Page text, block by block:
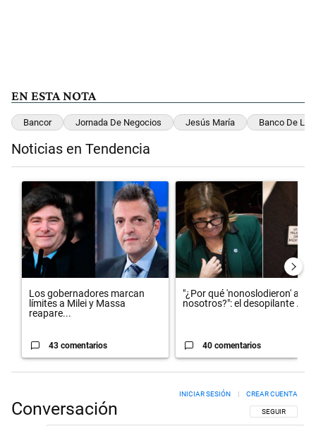
EN ESTA NOTA
Bancor Jornada De Negocios Jesús María Banco De La
Noticias en Tendencia
Un artículo de tendencia con el título "Los gobernadores marcan
Los gobernadores marcan
límites a Milei y Massa
reapare...
43 comentarios
Un artículo de tendencia con el
"¿Por qué 'nonoslodieron' a
nosotros?": el desopilante ...
40 comentarios
Conversación SIGA ESTA
SEGUIR
INICIAR SESIÓN CREAR CUENTA